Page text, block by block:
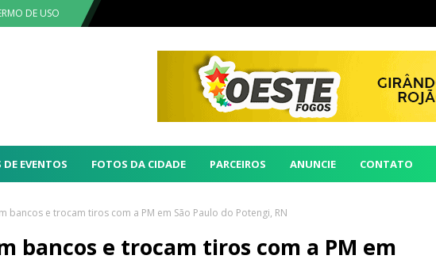
DE USO
EVENTOS FOTOS DA CIDADE PARCEIROS ANUNCIE CONTATO
bancos e trocam tiros com a PM em São Paulo do Potengi, RN
bancos e trocam tiros com a PM em